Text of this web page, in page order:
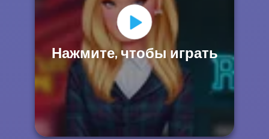
Нажмите, чтобы играть